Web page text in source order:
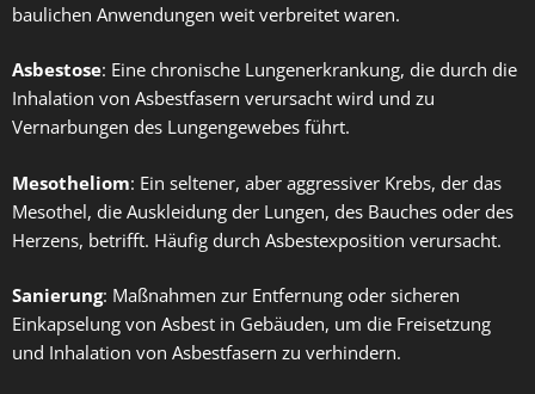
baulichen Anwendungen weit verbreitet waren.
Asbestose: Eine chronische Lungenerkrankung, die durch die
Inhalation von Asbestfasern verursacht wird und zu
Vernarbungen des Lungengewebes führt.
Mesotheliom: Ein seltener, aber aggressiver Krebs, der das
Mesothel, die Auskleidung der Lungen, des Bauches oder des
Herzens, betrifft. Häufig durch Asbestexposition verursacht.
Sanierung: Maßnahmen zur Entfernung oder sicheren
Einkapselung von Asbest in Gebäuden, um die Freisetzung
und Inhalation von Asbestfasern zu verhindern.